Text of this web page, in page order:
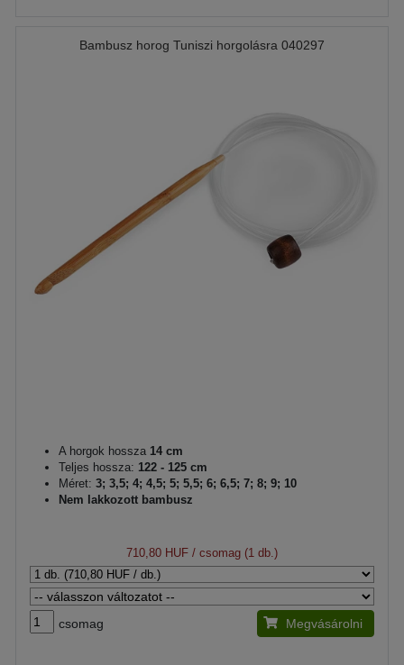
Bambusz horog Tuniszi horgolásra 040297
A horgok hossza 14 cm
Teljes hossza: 122 - 125 cm
Méret: 3; 3,5; 4; 4,5; 5; 5,5; 6; 6,5; 7; 8; 9; 10
Nem lakkozott bambusz
710,80 HUF / csomag (1 db.)
csomag Megvásárolni